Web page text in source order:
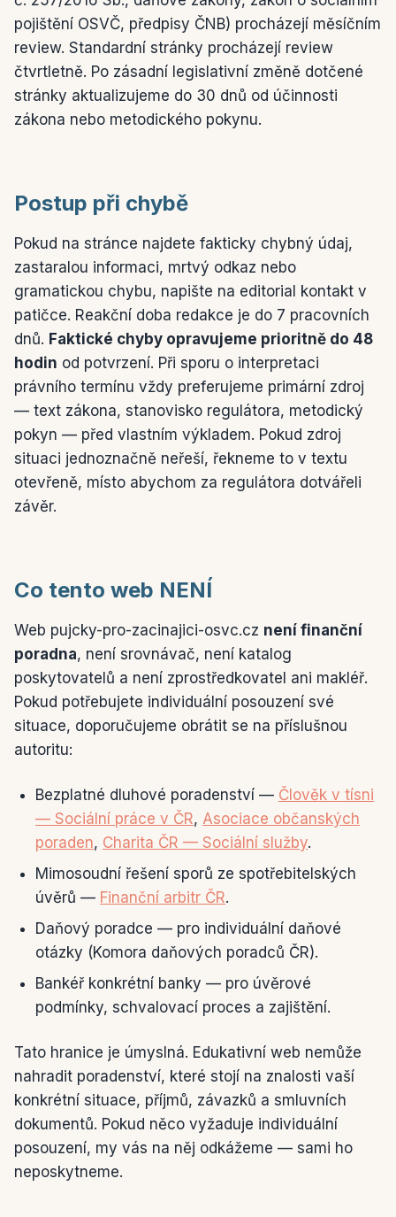
pojištění OSVČ, předpisy ČNB) procházejí měsíčním
review. Standardní stránky procházejí review
čtvrtletně. Po zásadní legislativní změně dotčené
stránky aktualizujeme do 30 dnů od účinnosti
zákona nebo metodického pokynu.
Postup při chybě
Pokud na stránce najdete fakticky chybný údaj,
zastaralou informaci, mrtvý odkaz nebo
gramatickou chybu, napište na editorial kontakt v
patičce. Reakční doba redakce je do 7 pracovních
dnů. Faktické chyby opravujeme prioritně do 48
hodin od potvrzení. Při sporu o interpretaci
právního termínu vždy preferujeme primární zdroj
— text zákona, stanovisko regulátora, metodický
pokyn — před vlastním výkladem. Pokud zdroj
situaci jednoznačně neřeší, řekneme to v textu
otevřeně, místo abychom za regulátora dotvářeli
závěr.
Co tento web NENÍ
Web pujcky-pro-zacinajici-osvc.cz není finanční
poradna, není srovnávač, není katalog
poskytovatelů a není zprostředkovatel ani makléř.
Pokud potřebujete individuální posouzení své
situace, doporučujeme obrátit se na příslušnou
autoritu:
Bezplatné dluhové poradenství — Člověk v tísni
— Sociální práce v ČR, Asociace občanských
poraden, Charita ČR — Sociální služby.
Mimosoudní řešení sporů ze spotřebitelských
úvěrů — Finanční arbitr ČR.
Daňový poradce — pro individuální daňové
otázky (Komora daňových poradců ČR).
Bankéř konkrétní banky — pro úvěrové
podmínky, schvalovací proces a zajištění.
Tato hranice je úmyslná. Edukativní web nemůže
nahradit poradenství, které stojí na znalosti vaší
konkrétní situace, příjmů, závazků a smluvních
dokumentů. Pokud něco vyžaduje individuální
posouzení, my vás na něj odkážeme — sami ho
neposkytneme.